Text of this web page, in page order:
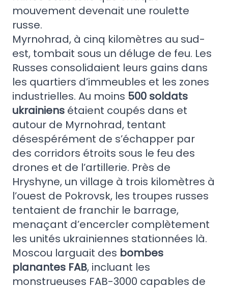
mouvement devenait une roulette
russe.
Myrnohrad, à cinq kilomètres au sud-
est, tombait sous un déluge de feu. Les
Russes consolidaient leurs gains dans
les quartiers d’immeubles et les zones
industrielles. Au moins 500 soldats
ukrainiens étaient coupés dans et
autour de Myrnohrad, tentant
désespérément de s’échapper par
des corridors étroits sous le feu des
drones et de l’artillerie. Près de
Hryshyne, un village à trois kilomètres à
l’ouest de Pokrovsk, les troupes russes
tentaient de franchir le barrage,
menaçant d’encercler complètement
les unités ukrainiennes stationnées là.
Moscou larguait des bombes
planantes FAB, incluant les
monstrueuses FAB-3000 capables de